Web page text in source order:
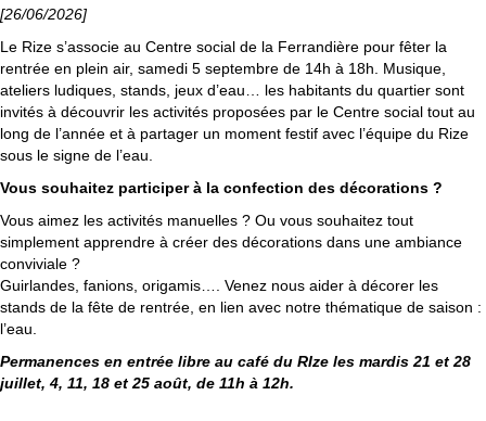
[26/06/2026]
Le Rize s’associe au Centre social de la Ferrandière pour fêter la
rentrée en plein air, samedi 5 septembre de 14h à 18h. Musique,
ateliers ludiques, stands, jeux d’eau… les habitants du quartier sont
invités à découvrir les activités proposées par le Centre social tout au
long de l’année et à partager un moment festif avec l’équipe du Rize
sous le signe de l’eau.
Vous souhaitez participer à la confection des décorations ?
Vous aimez les activités manuelles ? Ou vous souhaitez tout
simplement apprendre à créer des décorations dans une ambiance
conviviale ?
Guirlandes, fanions, origamis…. Venez nous aider à décorer les
stands de la fête de rentrée, en lien avec notre thématique de saison :
l’eau.
Permanences en entrée libre au café du RIze les mardis 21 et 28
juillet, 4, 11, 18 et 25 août, de 11h à 12h.